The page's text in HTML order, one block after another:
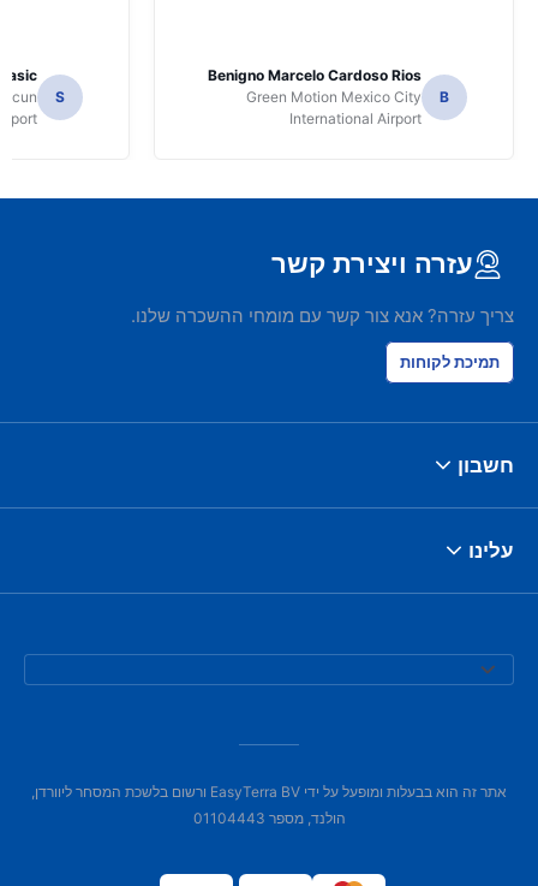
B
Benigno Marcelo Cardoso Rios
Green Motion Mexico City
International Airport
S
עזרה ויצירת קשר
צריך עזרה? אנא צור קשר עם מומחי ההשכרה שלנו.
תמיכת לקוחות
חשבון
עלינו
אתר זה הוא בבעלות ומופעל על ידי EasyTerra BV ורשום בלשכת המסחר ליוורדן,
הולנד, מספר 01104443